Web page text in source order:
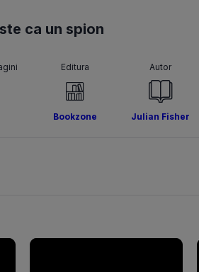
ca un spion
Editura
Bookzone
Autor
Julian Fisher